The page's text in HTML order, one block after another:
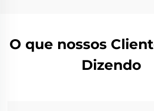
O que nossos
Dizendo